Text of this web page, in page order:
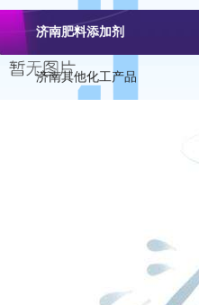
济南肥料添加剂
济南其他化工产品